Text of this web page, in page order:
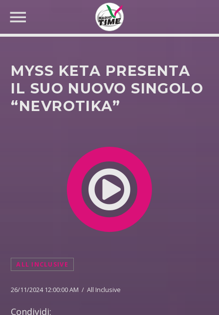
CERCA NEL SITO WEB:
MYSS KETA PRESENTA
IL SUO NUOVO SINGOLO
“NEVROTIKA”
ALL INCLUSIVE
26/11/2024 12:00:00 AM / All Inclusive
Condividi: